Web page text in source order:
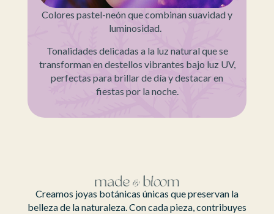
Colores pastel-neón que combinan suavidad y
luminosidad.
Tonalidades delicadas a la luz natural que se
transforman en destellos vibrantes bajo luz UV,
perfectas para brillar de día y destacar en
fiestas por la noche.
Creamos joyas botánicas únicas que preservan la
belleza de la naturaleza. Con cada pieza, contribuyes